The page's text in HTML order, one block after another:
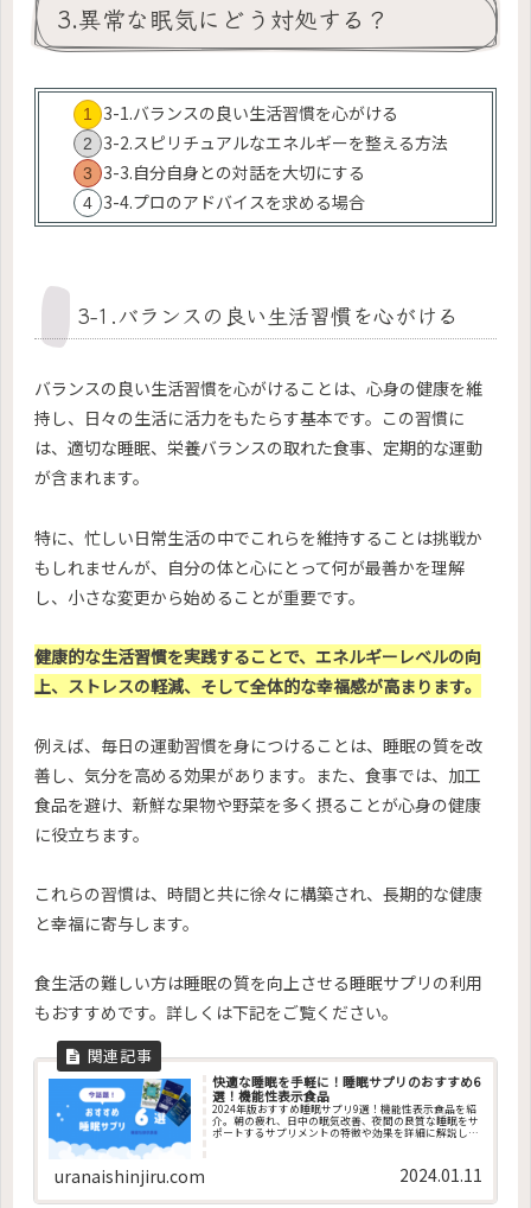
3.異常な眠気にどう対処する？
3-1.バランスの良い生活習慣を心がける
3-2.スピリチュアルなエネルギーを整える方法
3-3.自分自身との対話を大切にする
3-4.プロのアドバイスを求める場合
3-1.バランスの良い生活習慣を心がける
バランスの良い生活習慣を心がけることは、心身の健康を維
持し、日々の生活に活力をもたらす基本です。この習慣に
は、適切な睡眠、栄養バランスの取れた食事、定期的な運動
が含まれます。
特に、忙しい日常生活の中でこれらを維持することは挑戦か
もしれませんが、自分の体と心にとって何が最善かを理解
し、小さな変更から始めることが重要です。
健康的な生活習慣を実践することで、エネルギーレベルの向
上、ストレスの軽減、そして全体的な幸福感が高まります。
例えば、毎日の運動習慣を身につけることは、睡眠の質を改
善し、気分を高める効果があります。また、食事では、加工
食品を避け、新鮮な果物や野菜を多く摂ることが心身の健康
に役立ちます。
これらの習慣は、時間と共に徐々に構築され、長期的な健康
と幸福に寄与します。
食生活の難しい方は睡眠の質を向上させる睡眠サプリの利用
もおすすめです。詳しくは下記をご覧ください。
快適な睡眠を手軽に！睡眠サプリのおすすめ6
選！機能性表示食品
2024年版おすすめ睡眠サプリ9選！機能性表示食品を紹
介。朝の疲れ、日中の眠気改善、夜間の良質な睡眠をサ
ポートするサプリメントの特徴や効果を詳細に解説しま
uranaishinjiru.com 2024.01.11